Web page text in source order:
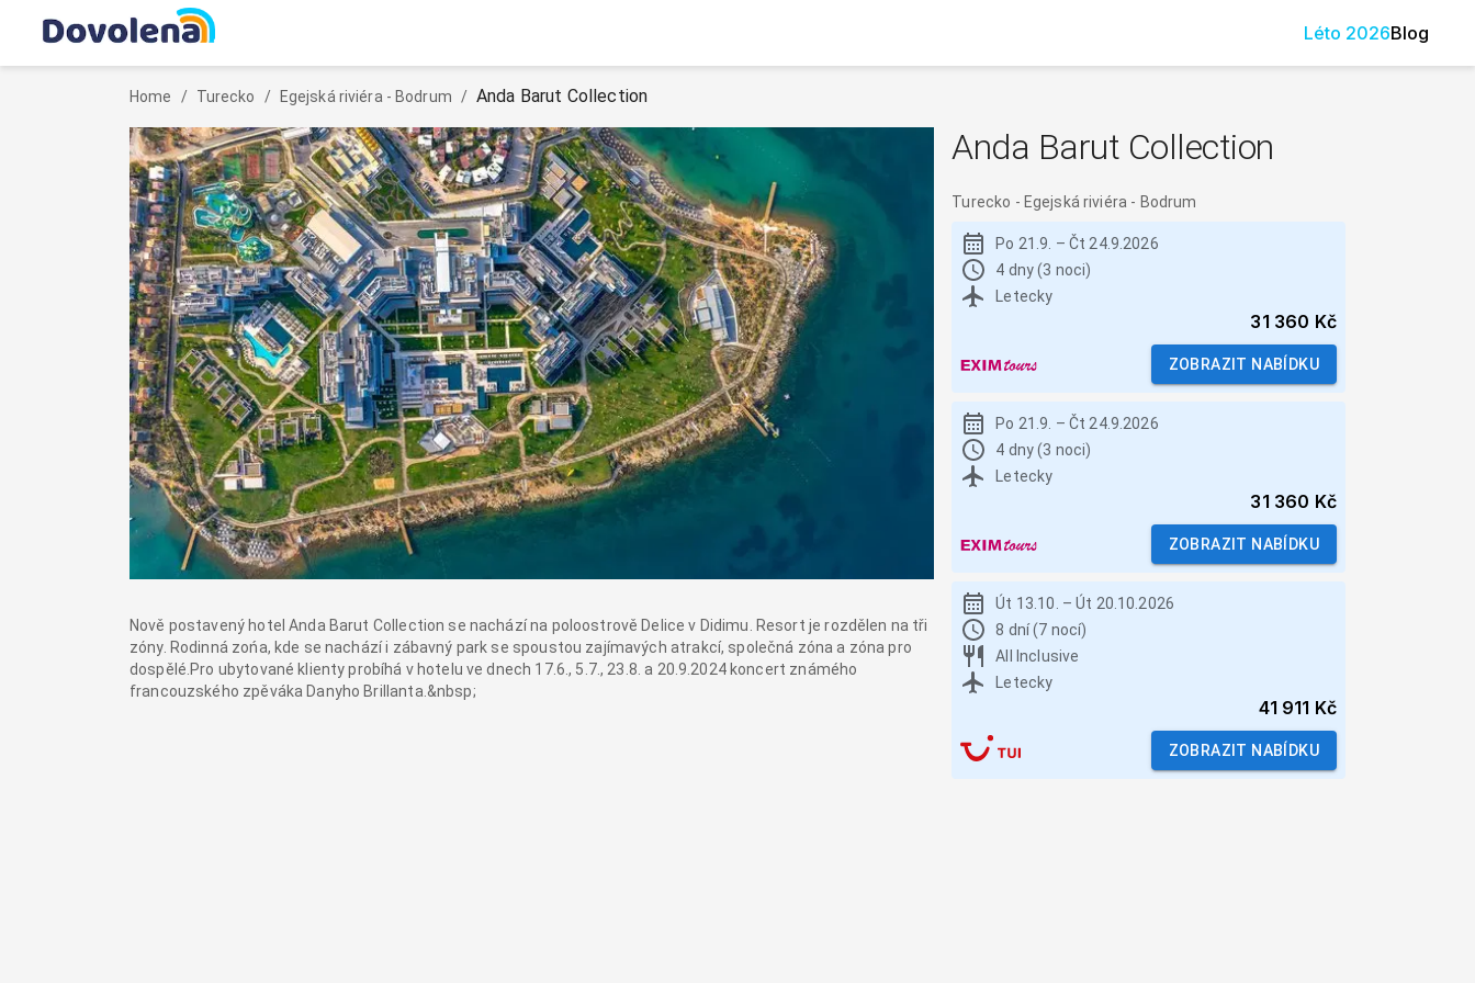
Léto 2026Blog
Home / Turecko / Egejská riviéra - Bodrum / Anda Barut Collection
Nově postavený hotel Anda Barut Collection se nachází na poloostrově Delice v Didimu. Resort je rozdělen na tři
zóny. Rodinná zońa, kde se nachází i zábavný park se spoustou zajímavých atrakcí, společná zóna a zóna pro
dospělé.Pro ubytované klienty probíhá v hotelu ve dnech 17.6., 5.7., 23.8. a 20.9.2024 koncert známého
francouzského zpěváka Danyho Brillanta.&nbsp;
Anda Barut Collection
Turecko - Egejská riviéra - Bodrum
Po 21.9. – Čt 24.9.2026
4 dny (3 noci)
Letecky
31 360 Kč
ZOBRAZIT NABÍDKU
Po 21.9. – Čt 24.9.2026
4 dny (3 noci)
Letecky
31 360 Kč
ZOBRAZIT NABÍDKU
Út 13.10. –Út 20.10.2026
8 dní (7 nocí)
All Inclusive
Letecky
41 911 Kč
ZOBRAZIT NABÍDKU